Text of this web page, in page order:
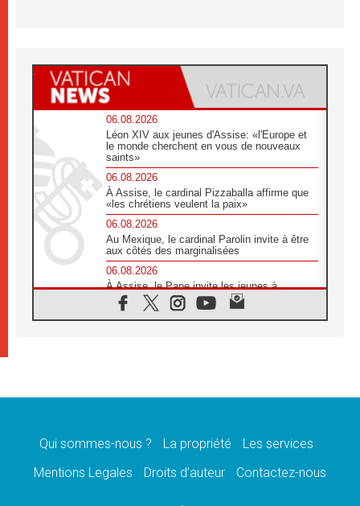
06.08.2026
Léon XIV aux jeunes d'Assise: «l'Europe et
le monde cherchent en vous de nouveaux
saints»
06.08.2026
À Assise, le cardinal Pizzaballa affirme que
«les chrétiens veulent la paix»
06.08.2026
Au Mexique, le cardinal Parolin invite à être
aux côtés des marginalisées
06.08.2026
À Assise, le Pape invite les jeunes à
«construire la civilisation de l'amour»
05.08.2026
d'entendre ceux qui bénissent la guerre»
Léon XIV au Pérou, une lueur d'espoir pour
Qui sommes-nous ? La propriété
Les services
Mentions Legales
Droits d’auteur Contactez-nous